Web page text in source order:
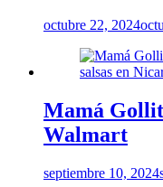
octubre 22, 2024
Mamá
Walmart
septiembre 10, 2024